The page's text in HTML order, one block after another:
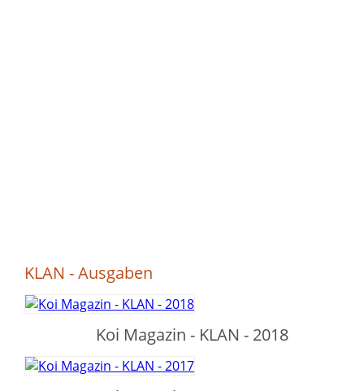
KLAN - Ausgaben
Koi Magazin - KLAN - 2018